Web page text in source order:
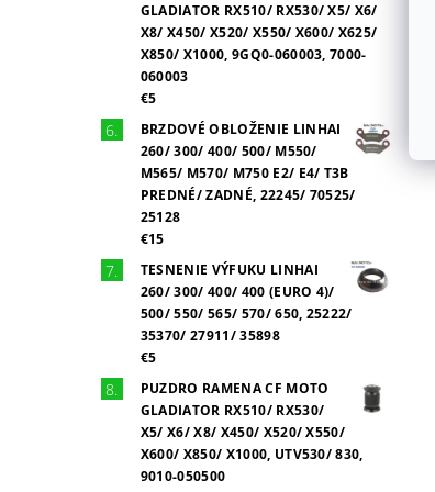
GLADIATOR RX510/ RX530/ X5/ X6/
X8/ X450/ X520/ X550/ X600/ X625/
X850/ X1000, 9GQ0-060003, 7000-
060003
€5
BRZDOVÉ OBLOŽENIE LINHAI
260/ 300/ 400/ 500/ M550/
M565/ M570/ M750 E2/ E4/ T3B
PREDNÉ/ ZADNÉ, 22245/ 70525/
25128
€15
TESNENIE VÝFUKU LINHAI
260/ 300/ 400/ 400 (EURO 4)/
500/ 550/ 565/ 570/ 650, 25222/
35370/ 27911/ 35898
€5
PUZDRO RAMENA CF MOTO
GLADIATOR RX510/ RX530/
X5/ X6/ X8/ X450/ X520/ X550/
X600/ X850/ X1000, UTV530/ 830,
9010-050500